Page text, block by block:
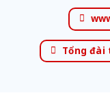
Tổng đài